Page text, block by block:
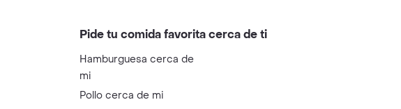
Pide tu comida favorita cerca de ti
Hamburguesa cerca de
mi
Pollo cerca de mi